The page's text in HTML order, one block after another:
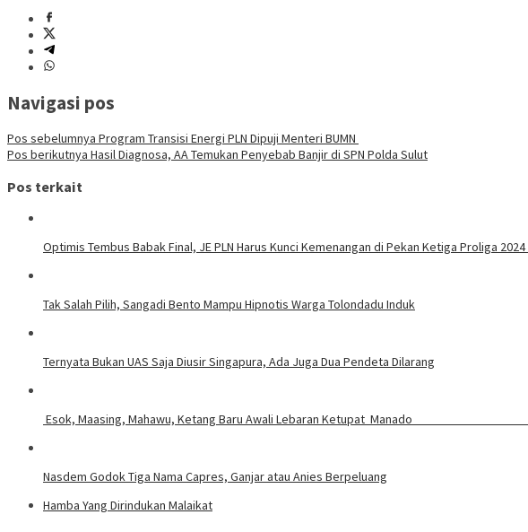
Navigasi pos
Pos sebelumnya Program Transisi Energi PLN Dipuji Menteri BUMN
Pos berikutnya Hasil Diagnosa, AA Temukan Penyebab Banjir di SPN Polda Sulut
Pos terkait
Optimis Tembus Babak Final, JE PLN Harus Kunci Kemenangan di Pekan Ketiga Proliga
Tak Salah Pilih, Sangadi Bento Mampu Hipnotis Warga Tolondadu Induk
Ternyata Bukan UAS Saja Diusir Singapura, Ada Juga Dua Pendeta Dilarang
Esok, Maasing, Mahawu, Ketang Baru
Nasdem Godok Tiga Nama Capres, Ganjar atau Anies Berpeluang
Hamba Yang Dirindukan Malaikat